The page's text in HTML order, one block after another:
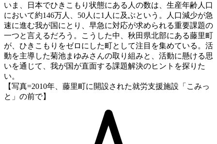
いま、日本でひきこもり状態にある人の数は、生産年齢人口
において約146万人、50人に1人に及ぶという。人口減少が急
速に進む我が国にとり、早急に対応が求められる重要課題の
一つと言えるだろう。こうした中、秋田県北部にある藤里町
が、ひきこもりをゼロにした町として注目を集めている。活
動を主導した菊池まゆみさんの取り組みと、活動に懸ける思
いを通じて、我が国が直面する課題解決のヒントを探りた
い。
【写真=2010年、藤里町に開設された就労支援施設「こみっ
と」の前で】